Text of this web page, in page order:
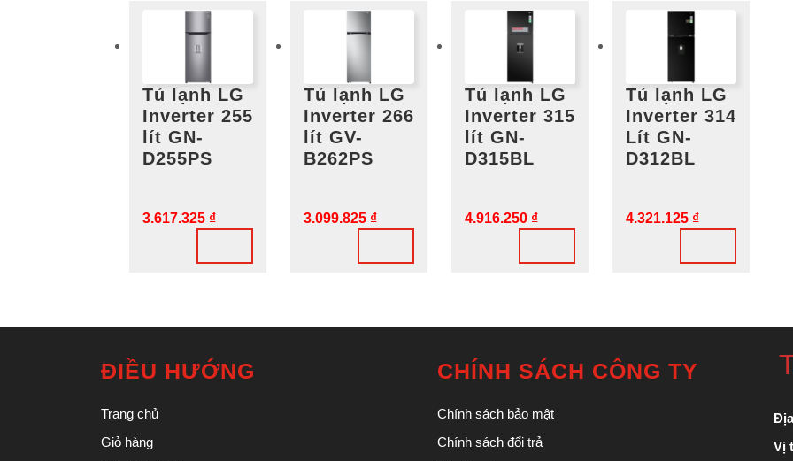
Tủ lạnh LG
Inverter 255
lít GN-
D255PS
3.617.325 ₫
Tủ lạnh LG
Inverter 266
lít GV-
B262PS
3.099.825 ₫
Tủ lạnh LG
Inverter 315
lít GN-
D315BL
4.916.250 ₫
Tủ lạnh LG
Inverter 314
Lít GN-
D312BL
4.321.125 ₫
ĐIỀU HƯỚNG
Trang chủ
Giỏ hàng
CHÍNH SÁCH CÔNG TY
Chính sách bảo mật
Chính sách đổi trả
Vị